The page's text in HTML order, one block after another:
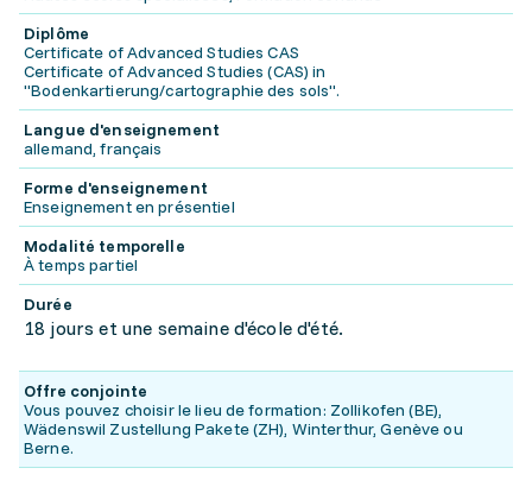
Diplôme
Certificate of Advanced Studies CAS
Certificate of Advanced Studies (CAS) in
"Bodenkartierung/cartographie des sols".
Langue d'enseignement
allemand, français
Forme d'enseignement
Enseignement en présentiel
Modalité temporelle
À temps partiel
Durée
18 jours et une semaine d'école d'été.
Offre conjointe
Vous pouvez choisir le lieu de formation: Zollikofen (BE),
Wädenswil Zustellung Pakete (ZH), Winterthur, Genève ou
Berne.